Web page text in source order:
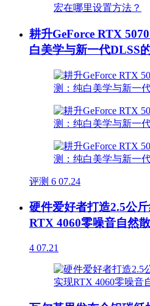
耕升GeForce RTX
白美学与新一代DLSS
评测 6 07.24
硬件爱好者打造2.5公
RTX 4060零噪音自然
4 07.21